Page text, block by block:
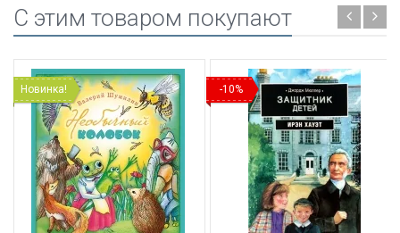
C этим товаром покупают
Новинка! -10%